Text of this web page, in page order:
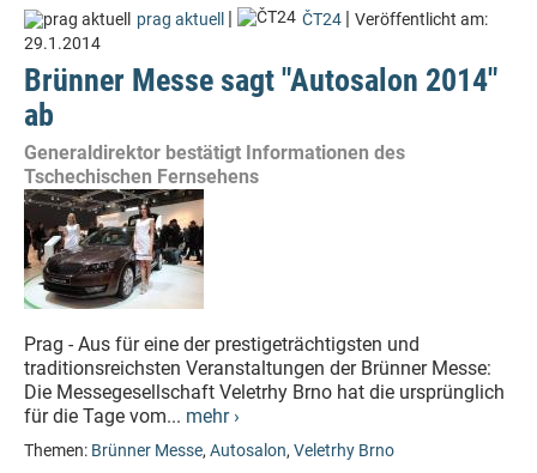
prag aktuell | ČT24 | Veröffentlicht am:
29.1.2014
Brünner Messe sagt "Autosalon 2014"
ab
Generaldirektor bestätigt Informationen des
Tschechischen Fernsehens
Prag - Aus für eine der prestigeträchtigsten und
traditionsreichsten Veranstaltungen der Brünner Messe:
Die Messegesellschaft Veletrhy Brno hat die ursprünglich
für die Tage vom... mehr ›
Themen: Brünner Messe, Autosalon, Veletrhy Brno